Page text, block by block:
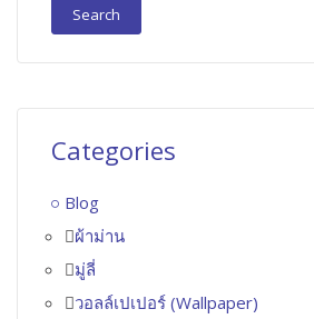
Categories
Blog
ผ้าม่าน
มู่ลี่
วอลล์เปเปอร์ (Wallpaper)